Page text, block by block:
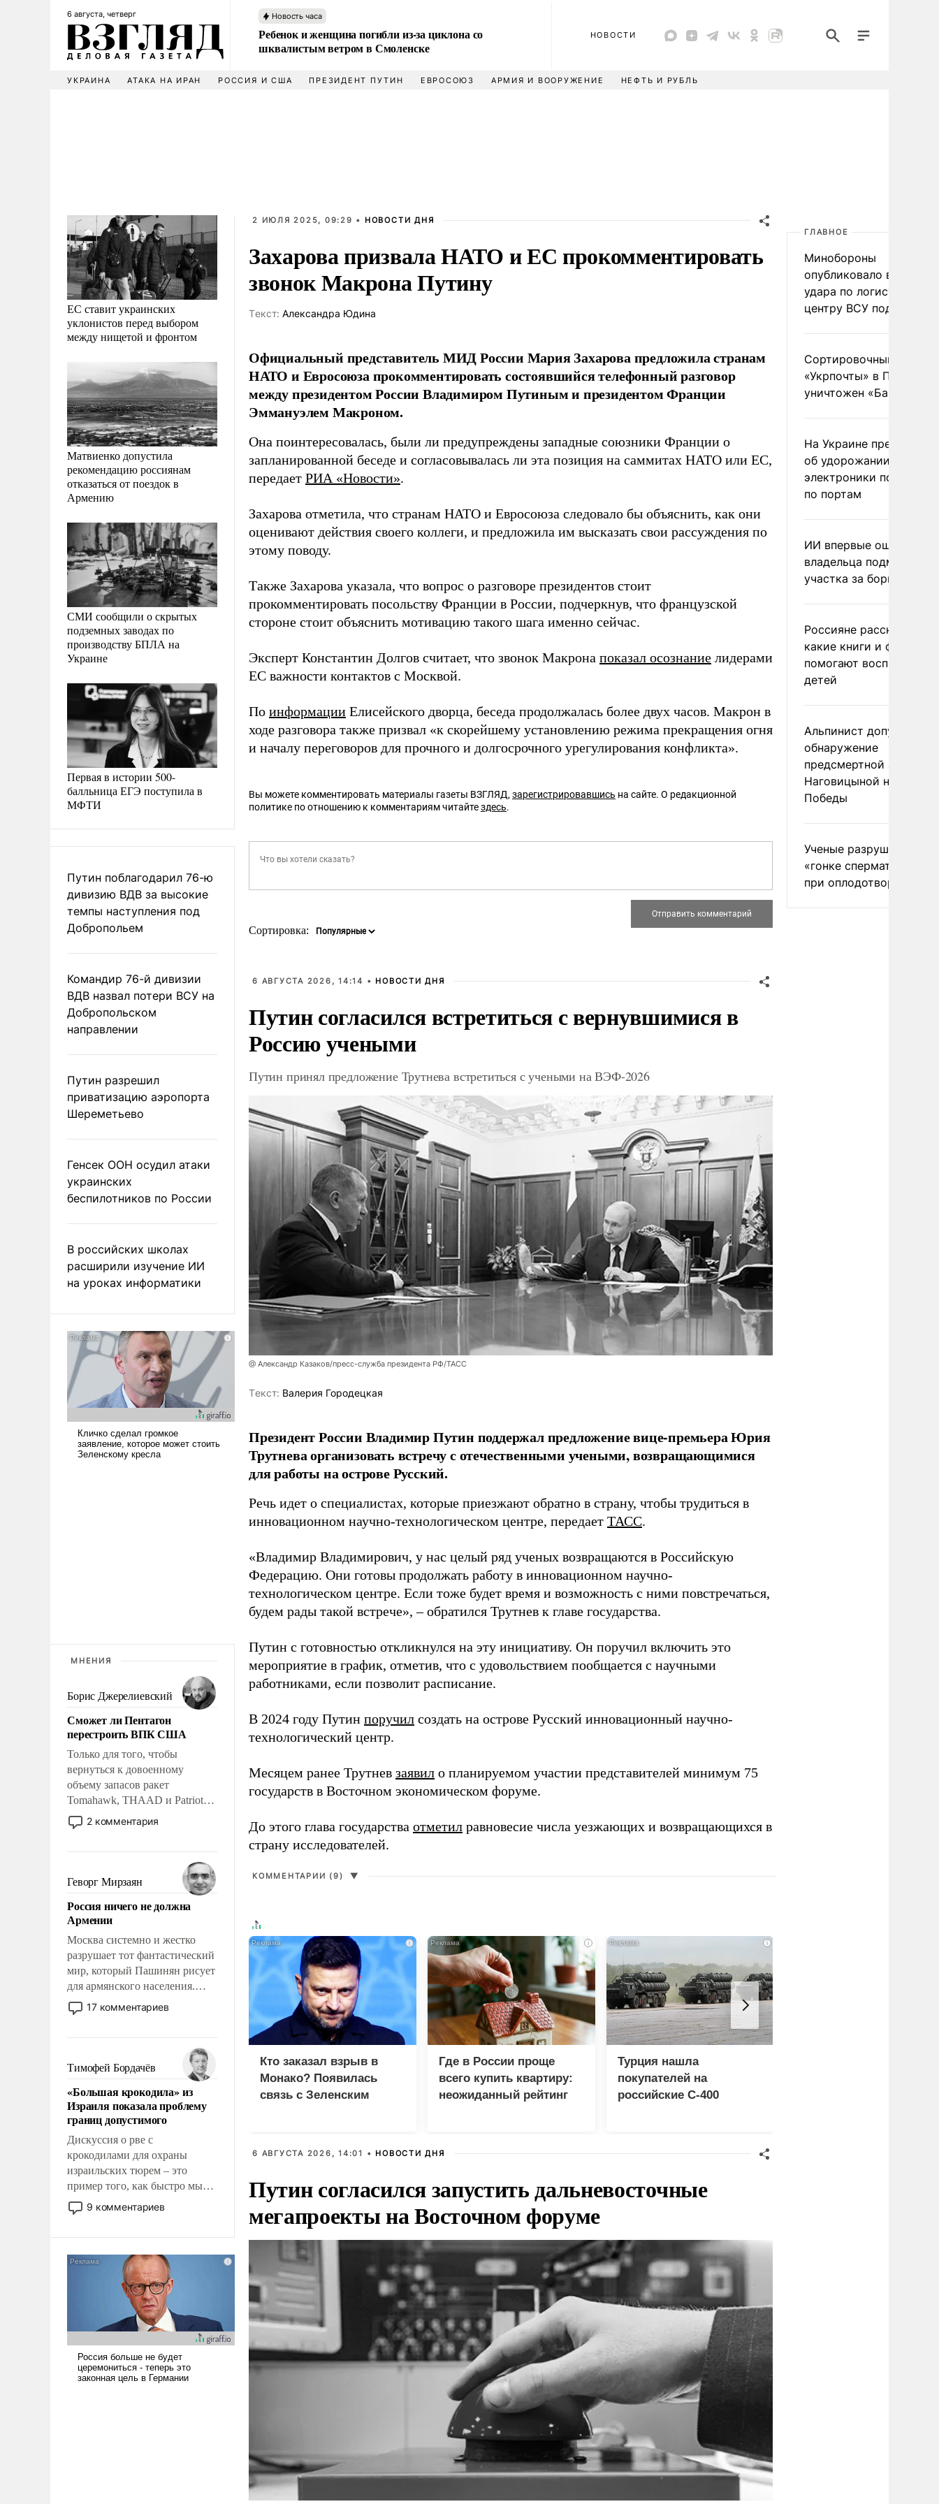
6 августа, четверг Новость часа
Ребенок и женщина погибли из-за циклона со
шквалистым ветром в Смоленске
НОВОСТИ
УКРАИНА АТАКА НА ИРАН РОССИЯ И США ПРЕЗИДЕНТ ПУТИН ЕВРОСОЮЗ АРМИЯ И ВООРУЖЕНИЕ НЕФТЬ И РУБЛЬ
ЕС ставит украинских
уклонистов перед выбором
между нищетой и фронтом
Матвиенко допустила
рекомендацию россиянам
отказаться от поездок в
Армению
СМИ сообщили о скрытых
подземных заводах по
производству БПЛА на
Украине
Первая в истории 500-
балльница ЕГЭ поступила в
МФТИ
Путин поблагодарил 76-ю
дивизию ВДВ за высокие
темпы наступления под
Добропольем
Командир 76-й дивизии
ВДВ назвал потери ВСУ на
Добропольском
направлении
Путин разрешил
приватизацию аэропорта
Шереметьево
Генсек ООН осудил атаки
украинских
беспилотников по России
В российских школах
расширили изучение ИИ
на уроках информатики
МНЕНИЯ
Борис Джерелиевский
Сможет ли Пентагон
перестроить ВПК США
Только для того, чтобы
вернуться к довоенному
объему запасов ракет
Tomahawk, THAAD и Patriot
США потребуется более трех
лет. Даже небольшая война с
Сложившаяся ситуация
означает многолетний период
уязвимости США, например,
перед Китаем.
2 комментария
Геворг Мирзаян
Россия ничего не должна
Армении
Москва системно и жестко
разрушает тот фантастический
мир, который Пашинян рисует
для армянского населения.
Мир, где политические
прожекты будут безусловно
налогоплательщиков и где
Еревану за свои поступки не
нужно отвечать.
17 комментариев
Тимофей Бордачёв
«Большая крокодила» из
Израиля показала проблему
границ допустимого
Дискуссия о рве с
крокодилами для охраны
израильских тюрем – это
пример того, как быстро мы
двигаемся по пути
революционных изменений.
псевдонаучной фантастики,
стало всерьез обсуждаемой
9 комментариев
2 ИЮЛЯ 2025, 09:29 • НОВОСТИ ДНЯ
Захарова призвала НАТО и ЕС прокомментировать
звонок Макрона Путину
Tекст: Александра Юдина
Официальный представитель МИД России Мария Захарова предложила странам
НАТО и Евросоюза прокомментировать состоявшийся телефонный разговор
между президентом России Владимиром Путиным и президентом Франции
Эммануэлем Макроном.
Она поинтересовалась, были ли предупреждены западные союзники Франции о
запланированной беседе и согласовывалась ли эта позиция на саммитах НАТО или ЕС,
передает РИА «Новости».
Захарова отметила, что странам НАТО и Евросоюза следовало бы объяснить, как они
оценивают действия своего коллеги, и предложила им высказать свои рассуждения по
этому поводу.
Также Захарова указала, что вопрос о разговоре президентов стоит
прокомментировать посольству Франции в России, подчеркнув, что французской
стороне стоит объяснить мотивацию такого шага именно сейчас.
Эксперт Константин Долгов считает, что звонок Макрона показал осознание лидерами
ЕС важности контактов с Москвой.
По информации Елисейского дворца, беседа продолжалась более двух часов. Макрон в
ходе разговора также призвал «к скорейшему установлению режима прекращения огня
и началу переговоров для прочного и долгосрочного урегулирования конфликта».
Вы можете комментировать материалы газеты ВЗГЛЯД, зарегистрировавшись на сайте. О редакционной
политике по отношению к комментариям читайтездесь.
Сортировка:
6 АВГУСТА 2026, 14:14 • НОВОСТИ ДНЯ
Путин согласился встретиться с вернувшимися в
Россию учеными
Путин принял предложение Трутнева встретиться с учеными на ВЭФ-2026
@ Александр Казаков/пресс-служба президента РФ/ТАСС
Tекст: Валерия Городецкая
Президент России Владимир Путин поддержал предложение вице-премьера Юрия
Трутнева организовать встречу с отечественными учеными, возвращающимися
для работы на острове Русский.
Речь идет о специалистах, которые приезжают обратно в страну, чтобы трудиться в
инновационном научно-технологическом центре, передает ТАСС.
«Владимир Владимирович, у нас целый ряд ученых возвращаются в Российскую
Федерацию. Они готовы продолжать работу в инновационном научно-
технологическом центре. Если тоже будет время и возможность с ними повстречаться,
будем рады такой встрече», – обратился Трутнев к главе государства.
Путин с готовностью откликнулся на эту инициативу. Он поручил включить это
мероприятие в график, отметив, что с удовольствием пообщается с научными
работниками, если позволит расписание.
В 2024 году Путин поручил создать на острове Русский инновационный научно-
технологический центр.
Месяцем ранее Трутнев заявил о планируемом участии представителей минимум 75
государств в Восточном экономическом форуме.
До этого глава государства отметил равновесие числа уезжающих и возвращающихся в
страну исследователей.
КОММЕНТАРИИ (9) ▼
i
Кто заказал взрыв в
Монако? Появилась
связь с Зеленским
i
Где в России проще
всего купить квартиру:
неожиданный рейтинг
i
Турция нашла
покупателей на
российские C-400
6 АВГУСТА 2026, 14:01 • НОВОСТИ ДНЯ
Путин согласился запустить дальневосточные
мегапроекты на Восточном форуме
ГЛАВНОЕ
Минобороны
опубликовало видео
удара по
центру ВСУ под Киевом
Сортировочный пункт
«Укрпочты» в
уничтожен
На Украине
об удорожании
электроники после
по портам
ИИ впервые
владельца
участка за борщевик
Россияне рассказали,
какие книги и фильмы
помогают воспитывать
детей
Альпинист допустил
обнаружение
предсмертной записки
Наговицыной на пике
Победы
Ученые разрушили миф
«гонке
при оплодотворении